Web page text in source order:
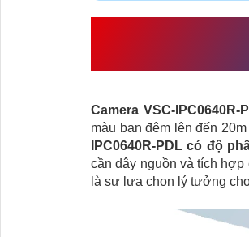
Camera VSC-
màu ban đêm lên đến
IPC0640R-PDL có độ
cần dây nguồn và tích hợp
là sự lựa chọn lý tưởng